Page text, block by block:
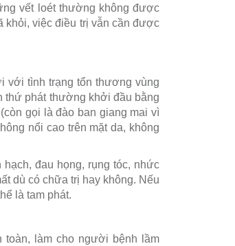
vết loét thường không được
khỏi, việc điều trị vẫn cần được
với tình trạng tổn thương vùng
thứ phát thường khởi đầu bằng
gọi là đào ban giang mai vì
nổi cao trên mặt da, không
đau họng, rụng tóc, nhức
dù có chữa trị hay không. Nếu
là tam phát.
toàn, làm cho người bệnh lầm